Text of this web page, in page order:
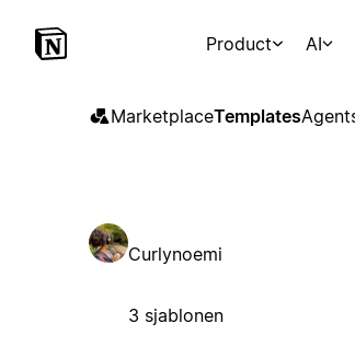
Product AI
MarketplaceTemplates
Curlynoemi
3 sjablonen